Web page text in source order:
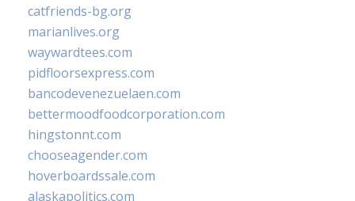
catfriends-bg.org
marianlives.org
waywardtees.com
pidfloorsexpress.com
bancodevenezuelaen.com
bettermoodfoodcorporation.com
hingstonnt.com
chooseagender.com
hoverboardssale.com
alaskapolitics.com